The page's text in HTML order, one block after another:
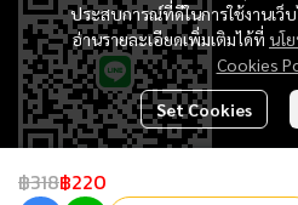
฿318฿220
ประสบการณ์ที่ดีในการใช้งานเว็
อ่านรายละเอียดเพิ่มเติมได้ที่ นโ
Cookies
Set Cookies